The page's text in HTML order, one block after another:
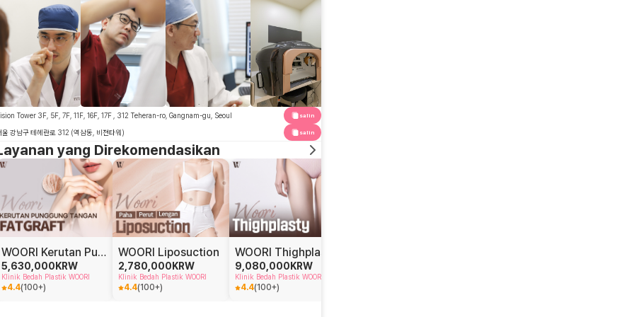
Tower 3F, 5F, 7F, 11F, 16F, 17F , 312 Teheran-ro, Gangnam-gu, Seoul salin
울 강남구 테헤란로 312 (역삼동, 비젼타워) salin
yang Direkomendasikan
WOORI Kerutan Punggung Tangan Fat Graft
5,630,000 KRW
Klinik Bedah Plastik WOORI
4.4(100+)
WOORI Liposuction
2,780,000 KRW
Klinik Bedah Plastik WOORI
4.4(100+)
WOORI Thighplasty
9,080,000 KRW
Klinik Bedah Plastik WOORI
4.4(100+)